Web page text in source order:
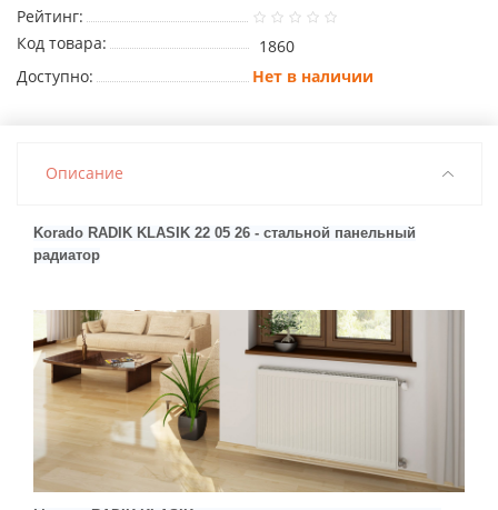
Рейтинг:
Код товара:
1860
Доступно:
Нет в наличии
Описание
Korado RADIK KLASIK 22 05 26 - стальной панельный
радиатор